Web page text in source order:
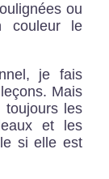
ou
couleur le
je fais
Mais
toujours les
et les
si elle est